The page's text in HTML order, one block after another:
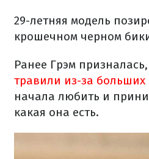
29-летняя модель
крошечном черном
Ранее Грэм призналась,
травили из-за
начала любить и
какая она есть.